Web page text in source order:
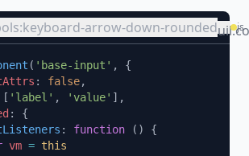
arrow-down-rounded js
( 'base-input'
: false
[ 'label' , 'value'
: function
vm =